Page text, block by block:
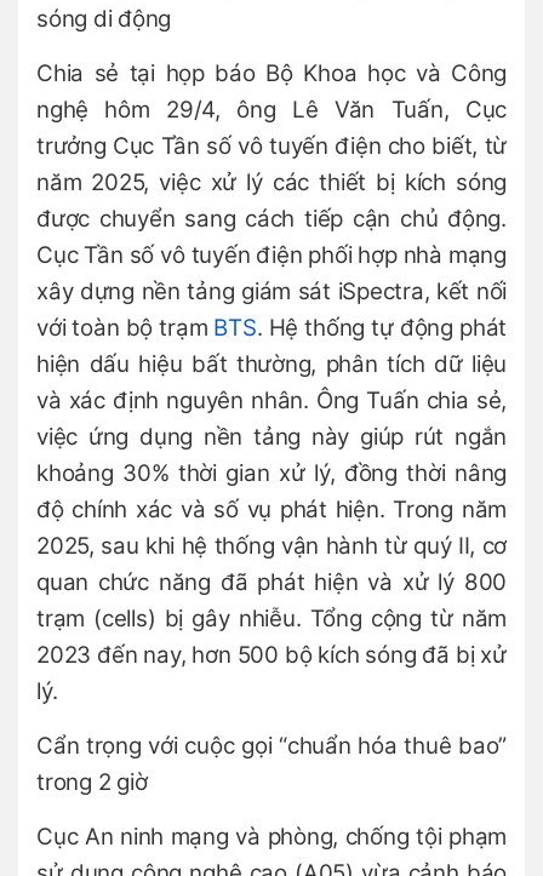
sóng di động
Chia sẻ tại họp báo Bộ Khoa học và Công
nghệ hôm 29/4, ông Lê Văn Tuấn, Cục
trưởng Cục Tần số vô tuyến điện cho biết, từ
năm 2025, việc xử lý các thiết bị kích sóng
được chuyển sang cách tiếp cận chủ động.
Cục Tần số vô tuyến điện phối hợp nhà mạng
xây dựng nền tảng giám sát iSpectra, kết nối
với toàn bộ trạm BTS. Hệ thống tự động phát
hiện dấu hiệu bất thường, phân tích dữ liệu
và xác định nguyên nhân. Ông Tuấn chia sẻ,
việc ứng dụng nền tảng này giúp rút ngắn
khoảng 30% thời gian xử lý, đồng thời nâng
độ chính xác và số vụ phát hiện. Trong năm
2025, sau khi hệ thống vận hành từ quý II, cơ
quan chức năng đã phát hiện và xử lý 800
trạm (cells) bị gây nhiễu. Tổng cộng từ năm
2023 đến nay, hơn 500 bộ kích sóng đã bị xử
lý.
Cẩn trọng với cuộc gọi “chuẩn hóa thuê bao”
trong 2 giờ
Cục An ninh mạng và phòng, chống tội phạm